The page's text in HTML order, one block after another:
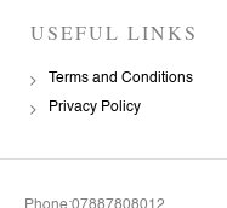
USEFUL LINKS
Terms and Conditions
Privacy Policy